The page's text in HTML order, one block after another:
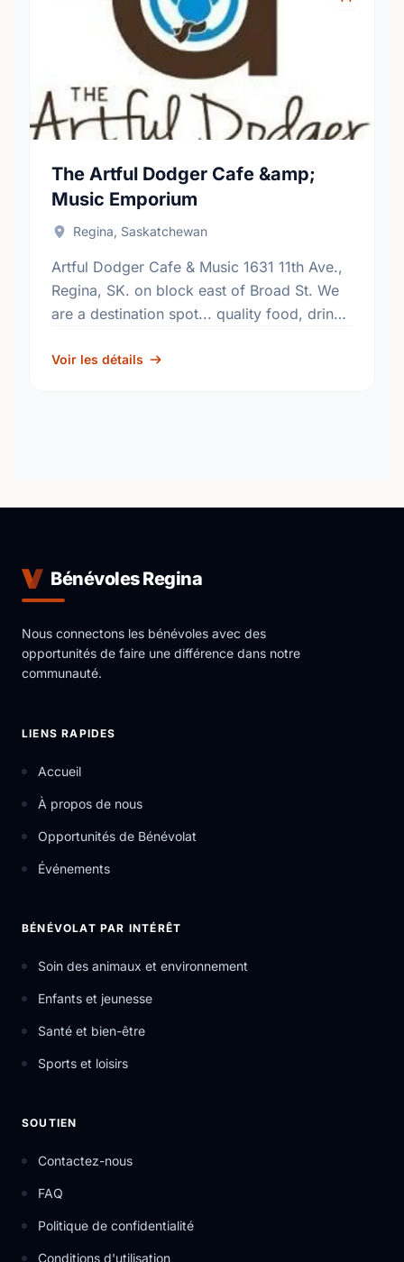
The Artful Dodger Cafe &amp;
Music Emporium
Regina, Saskatchewan
Artful Dodger Cafe & Music 1631 11th Ave.,
Regina, SK. on block east of Broad St. We
are a destination spot... quality food, drink,
Voir les détails
Bénévoles Regina
Nous connectons les bénévoles avec des
opportunités de faire une différence dans notre
communauté.
LIENS RAPIDES
Accueil
À propos de nous
Opportunités de Bénévolat
Événements
BÉNÉVOLAT PAR INTÉRÊT
Soin des animaux et environnement
Enfants et jeunesse
Santé et bien-être
Sports et loisirs
SOUTIEN
Contactez-nous
FAQ
Politique de confidentialité
Conditions d'utilisation